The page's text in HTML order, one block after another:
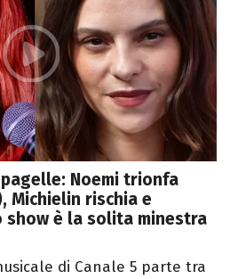
Noemi trionfa
Michielin rischia e
show è la solita minestra
di Canale 5 parte tra